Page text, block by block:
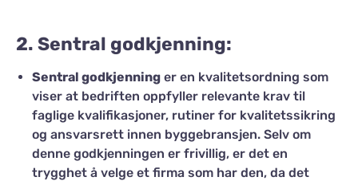
2. Sentral godkjenning:
Sentral godkjenning er en kvalitetsordning som
viser at bedriften oppfyller relevante krav til
faglige kvalifikasjoner, rutiner for kvalitetssikring
og ansvarsrett innen byggebransjen. Selv om
denne godkjenningen er frivillig, er det en
trygghet å velge et firma som har den, da det